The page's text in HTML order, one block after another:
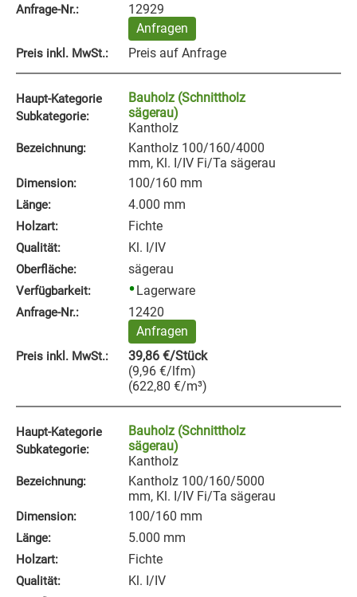
Anfrage‑Nr.:
12929
Anfragen
Preis inkl. MwSt.: Preis auf Anfrage
Haupt-Kategorie
Subkategorie:
Bauholz (Schnittholz
sägerau)
Kantholz
Bezeichnung:
Kantholz 100/160/4000
mm, Kl. I/IV Fi/Ta sägerau
Dimension: 100/160 mm
Länge: 4.000 mm
Holzart: Fichte
Qualität: Kl. I/IV
Oberfläche: sägerau
Verfügbarkeit: Lagerware
Anfrage‑Nr.:
12420
Anfragen
Preis inkl. MwSt.: 39,86 €/Stück
(9,96 €/lfm)
(622,80 €/m³)
Haupt-Kategorie
Subkategorie:
Bauholz (Schnittholz
sägerau)
Kantholz
Bezeichnung:
Kantholz 100/160/5000
mm, Kl. I/IV Fi/Ta sägerau
Dimension: 100/160 mm
Länge: 5.000 mm
Holzart: Fichte
Qualität: Kl. I/IV